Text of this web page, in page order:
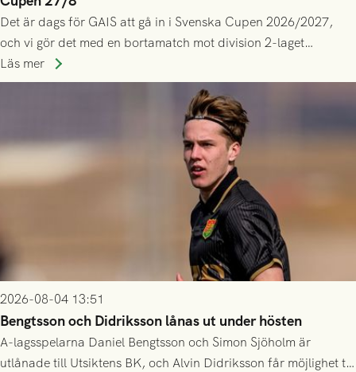
Det är dags för GAIS att gå in i Svenska Cupen 2026/2027,
och vi gör det med en bortamatch mot division 2-laget
Husqvarna FF. Häng med och stötta grönsvart på plats!
Läs mer
2026-08-04 13:51
Bengtsson och Didriksson lånas ut under hösten
A-lagsspelarna Daniel Bengtsson och Simon Sjöholm är
utlånade till Utsiktens BK, och Alvin Didriksson får möjlighet till